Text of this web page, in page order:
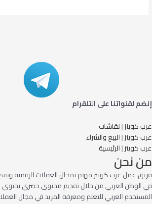
إنضم لقنواتنا على التلقرام
عرب كوينز | نقاشات
عرب كوينز | البيع والشراء
عرب كوينز | الرئيسية
من نحن
فريق عمل عرب كوينز مهتم بمجال العملات الرقمية
في الوطن العربي من خلال تقديم محتوى حصري يحتوي
المستخدم العربي للتعلم ومعرفة المزيد في مجال